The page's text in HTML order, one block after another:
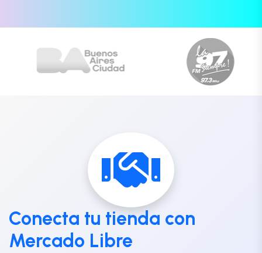
Conecta tu tienda con
Mercado Libre